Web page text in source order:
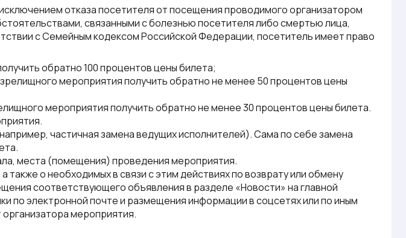
отказа посетителя от посещения проводимого организатором
связанными с болезнью посетителя либо смертью лица,
с Семейным кодексом Российской Федерации, посетитель имеет право
обратно 100 процентов цены билета;
мероприятия получить обратно не менее 50 процентов цены
мероприятия получить обратно не менее 30 процентов цены билета.
частичная замена ведущих исполнителей). Сама по себе замена
места (помещения) проведения мероприятия.
о необходимых в связи с этим действиях по возврату или обмену
соответствующего объявления в разделе «Новости» на главной
по электронной почте и размещения информации в соцсетях или по иным
мероприятия.